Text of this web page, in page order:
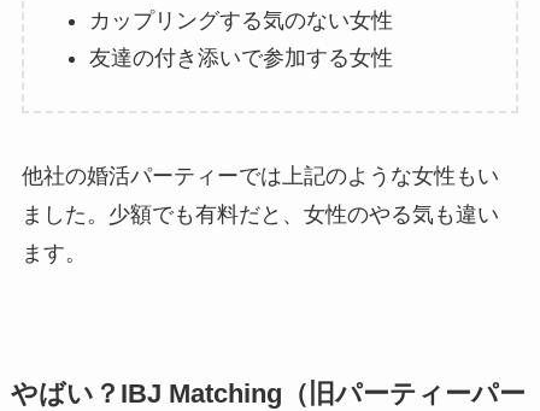
カップリングする気のない女性
友達の付き添いで参加する女性
他社の婚活パーティーでは上記のような女性もい
ました。少額でも有料だと、女性のやる気も違い
ます。
やばい？IBJ Matching（旧パーティーパー